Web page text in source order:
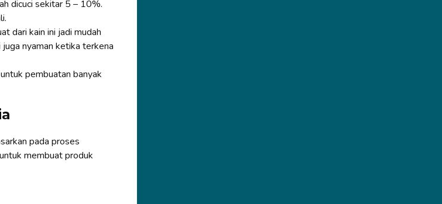
dicuci sekitar 5 – 10%.
dari kain ini jadi mudah
nyaman ketika terkena
pembuatan banyak
pada proses
membuat produk